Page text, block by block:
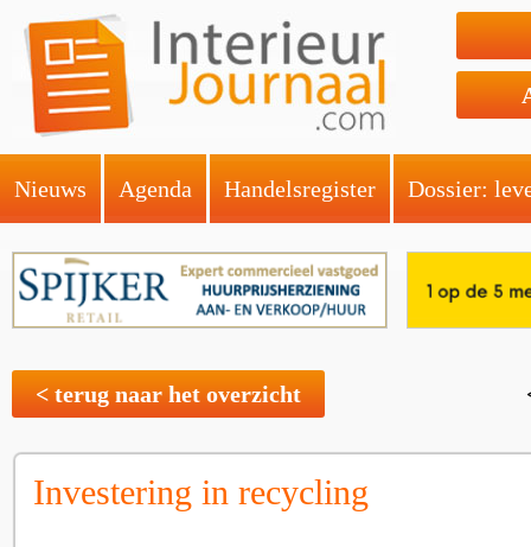
Nieuws Agenda Handelsregister Dossier:
< terug naar het overzicht
Investering in recycling